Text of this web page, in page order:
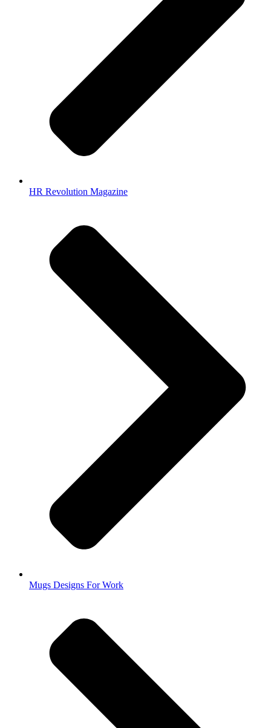
HR Revolution Magazine
Mugs Designs For Work